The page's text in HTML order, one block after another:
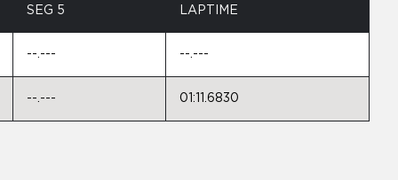
SEG 5 LAPTIME
--.--- --.---
--.--- 01:11.6830